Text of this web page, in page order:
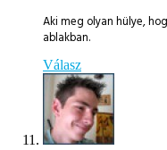
Aki meg olyan hülye,
ablakban.
Válasz